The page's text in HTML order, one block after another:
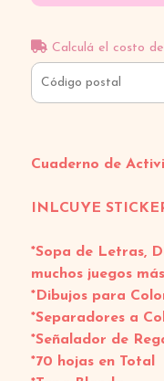
Calculá el costo
Cuaderno de
INLCUYE
*Sopa de Letras,
muchos juegos
*Dibujos para
*Separadores a
*Señalador de
*70 hojas en Total